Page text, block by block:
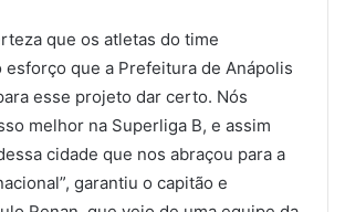
que os atletas do time
esforço que a Prefeitura de Anápolis
esse projeto dar certo. Nós
melhor na Superliga B, e assim
cidade que nos abraçou para a
garantiu o capitão e